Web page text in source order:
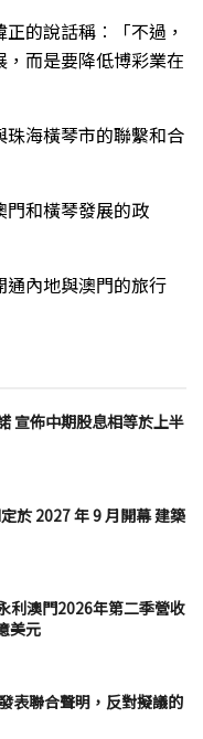
的說話稱︰「不過，
而是要降低博彩業在
海橫琴市的聯繫和合
門和橫琴發展的政
內地與澳門的旅行
宣佈中期股息相等於上半
於 2027 年 9 月開幕 建築
利澳門2026年第二季營收
美元
表聯合聲明，反對擬議的